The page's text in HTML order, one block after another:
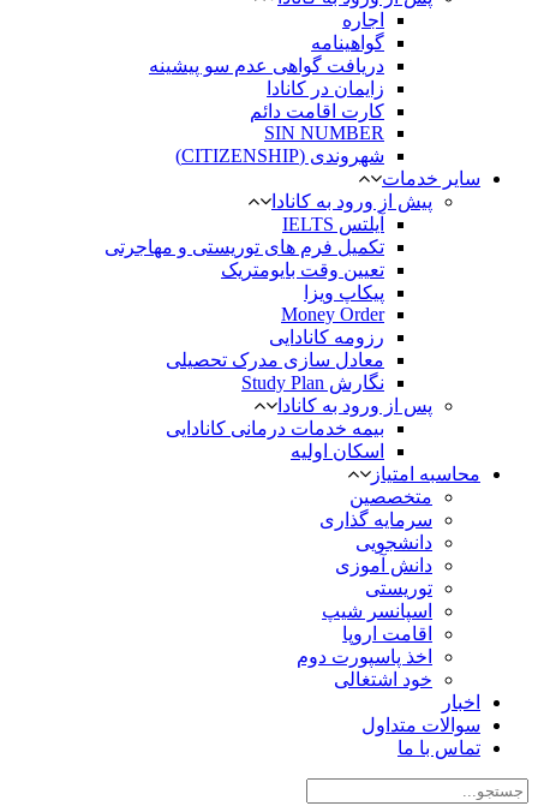
اجاره
گواهینامه
دریافت گواهی عدم سو پیشینه
زایمان در کانادا
کارت اقامت دائم
SIN NUMBER
شهروندی (CITIZENSHIP)
سایر خدمات
پیش از ورود به کانادا
آیلتس IELTS
تکمیل فرم های توریستی و مهاجرتی
تعیین وقت بایومتریک
پیکاپ ویزا
Money Order
رزومه کانادایی
معادل سازی مدرک تحصیلی
نگارش Study Plan
پس از ورود به کانادا
بیمه خدمات درمانی کانادایی
اسکان اولیه
محاسبه امتیاز
متخصصین
سرمایه گذاری
دانشجویی
دانش آموزی
توریستی
اسپانسر شیپ
اقامت اروپا
اخذ پاسپورت دوم
خود اشتغالی
اخبار
سوالات متداول
تماس با ما